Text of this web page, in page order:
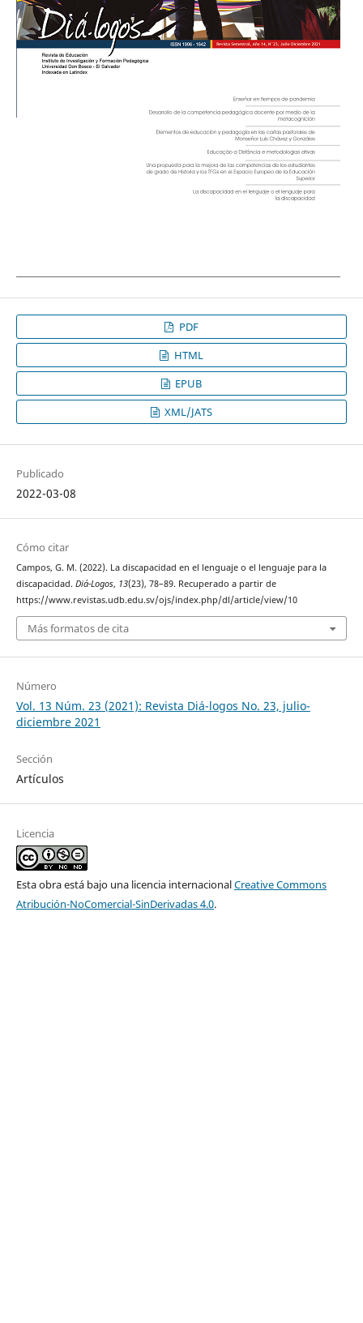
PDF
HTML
EPUB
XML/JATS
Publicado
2022-03-08
Cómo citar
Campos, G. M. (2022). La discapacidad en el lenguaje o el lenguaje para la
discapacidad. Diá-Logos, 13(23), 78–89. Recuperado a partir de
https://www.revistas.udb.edu.sv/ojs/index.php/dl/article/view/10
Más formatos de cita
Número
Vol. 13 Núm. 23 (2021): Revista Diá-logos No. 23, julio-
diciembre 2021
Sección
Artículos
Licencia
Esta obra está bajo una licencia internacionalCreative Commons
Atribución-NoComercial-SinDerivadas 4.0.